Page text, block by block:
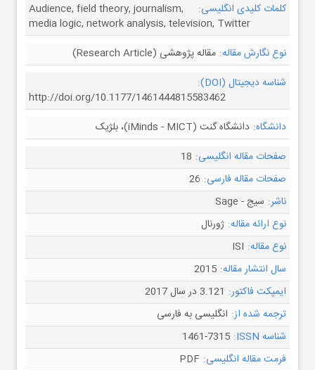
کلمات کلیدی انگلیسی:
Audience, field theory, journalism,
media logic, network analysis, television, Twitter
نوع نگارش مقاله: مقاله پژوهشی (Research Article)
شناسه دیجیتال (DOI):
http://doi.org/10.1177/1461444815583462
دانشگاه: دانشگاه گنت (iMinds - MICT)، بلژیک
صفحات مقاله انگلیسی: 18
صفحات مقاله فارسی: 26
ناشر: سیج - Sage
نوع ارائه مقاله: ژورنال
نوع مقاله: ISI
سال انتشار مقاله: 2015
ایمپکت فاکتور: 3.121 در سال 2017
ترجمه شده از: انگلیسی به فارسی
شناسه ISSN:
1461-7315
فرمت مقاله انگلیسی: PDF